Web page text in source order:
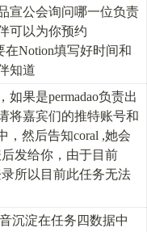
宣公会询问哪一位负责
可以为你预约
在Notion填写好时间和
知道
果是permadao负责出
将嘉宾们的推特账号和
，然后告知coral ,她会
发给你，由于目前
所以目前此任务无法
沉淀在任务四数据中